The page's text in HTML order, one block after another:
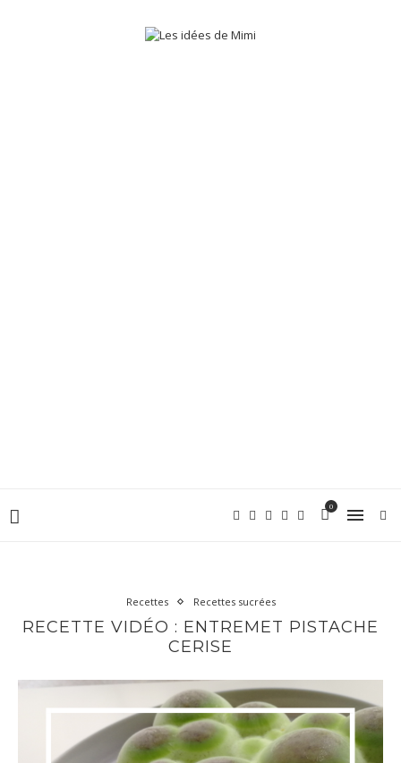
0
Recettes Recettes sucrées
RECETTE VIDÉO : ENTREMET PISTACHE
CERISE